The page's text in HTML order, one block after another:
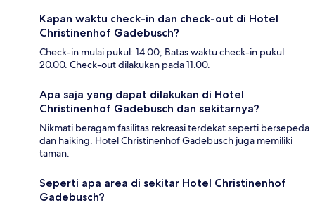
Kapan waktu check-in dan check-out di Hotel
Christinenhof Gadebusch?
Check-in mulai pukul: 14.00; Batas waktu check-in pukul:
20.00. Check-out dilakukan pada 11.00.
Apa saja yang dapat dilakukan di Hotel
Christinenhof Gadebusch dan sekitarnya?
Nikmati beragam fasilitas rekreasi terdekat seperti bersepeda
dan haiking. Hotel Christinenhof Gadebusch juga memiliki
taman.
Seperti apa area di sekitar Hotel Christinenhof
Gadebusch?